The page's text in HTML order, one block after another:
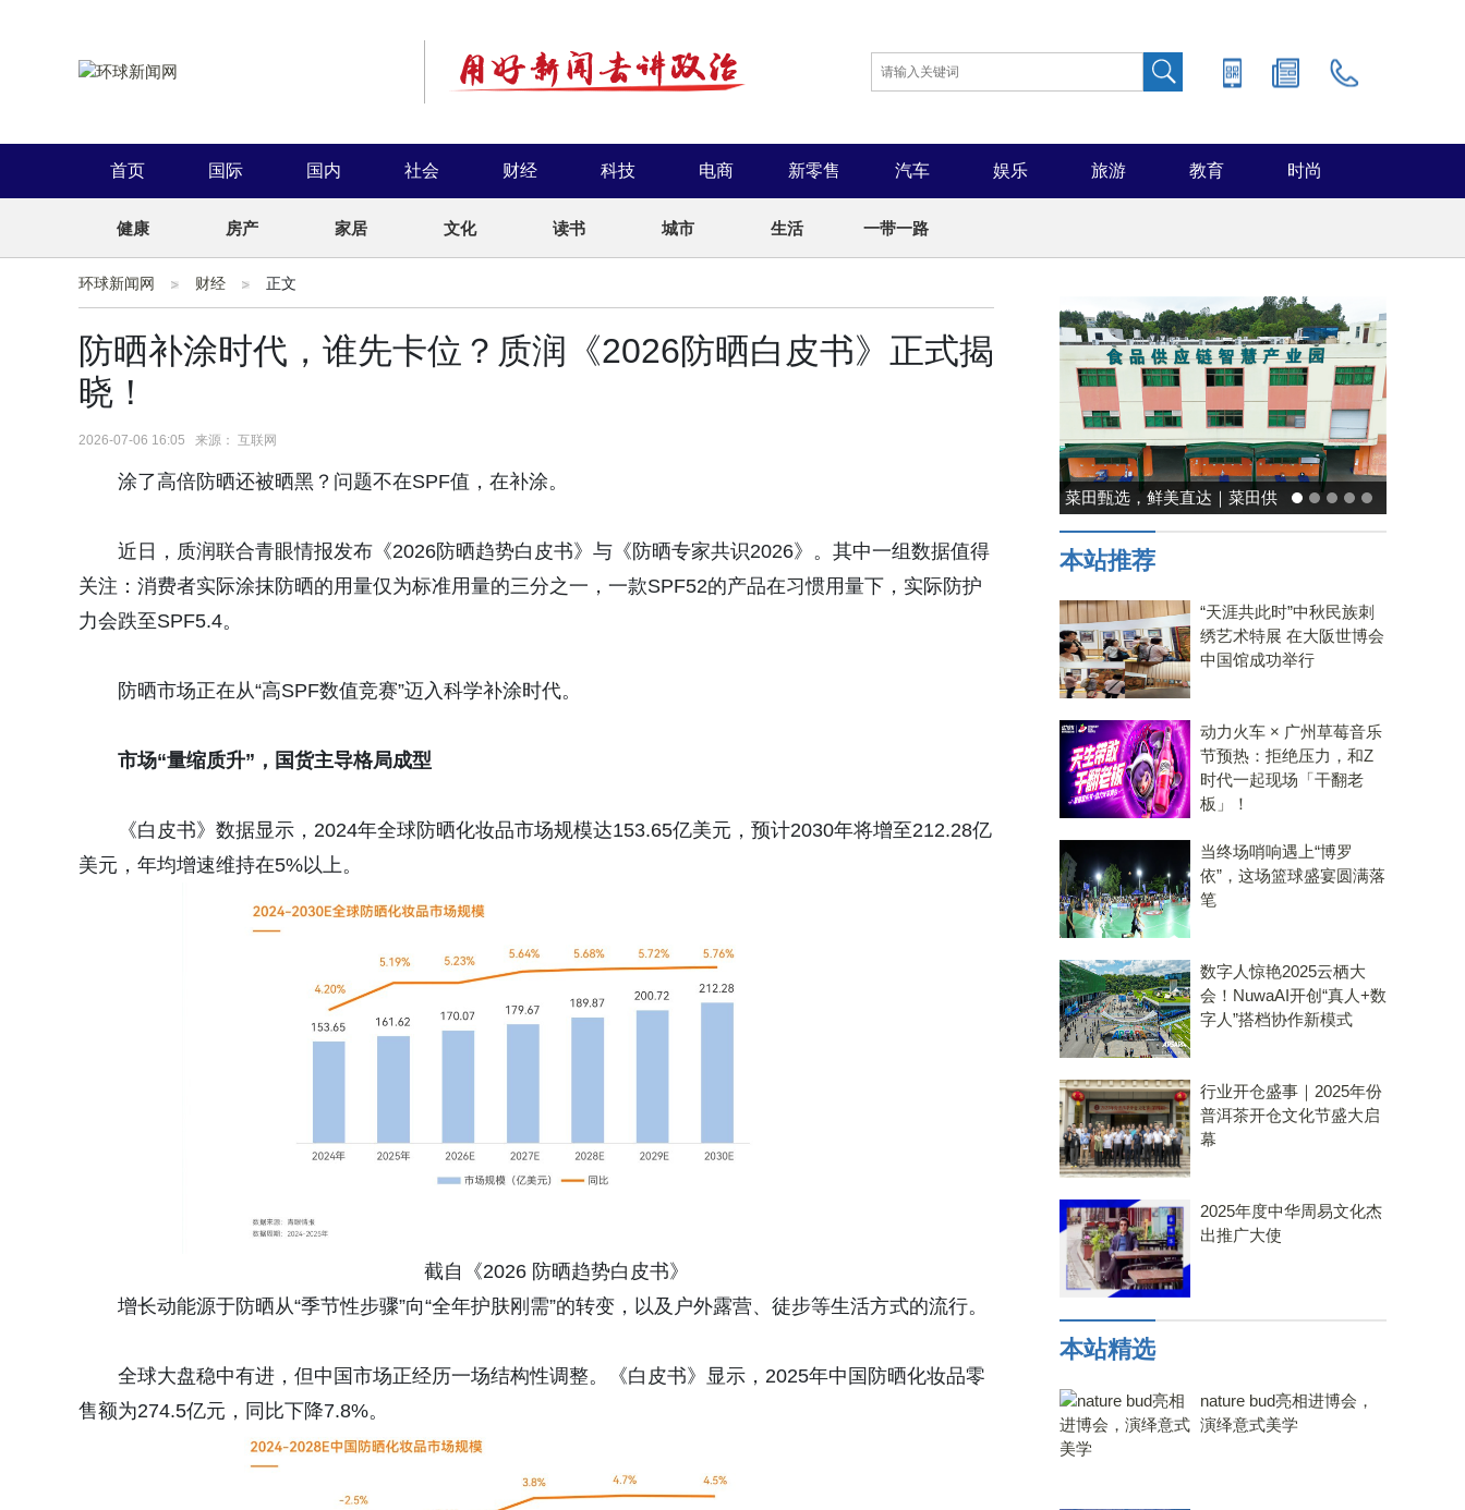
首页 国际 国内 社会 财经 科技 电商 新零售 汽车 娱乐 旅游 教育 时尚
健康 房产 家居 文化 读书 城市 生活 一带一路
环球新闻网 财经 正文
防晒补涂时代，谁先卡位？质润《2026防晒白皮书》正式揭
晓！
2026-07-06 16:05 来源： 互联网
涂了高倍防晒还被晒黑？问题不在SPF值，在补涂。
近日，质润联合青眼情报发布《2026防晒趋势白皮书》与《防晒专家共识2026》。其中一组数据值得
关注：消费者实际涂抹防晒的用量仅为标准用量的三分之一，一款SPF52的产品在习惯用量下，实际防护
力会跌至SPF5.4。
防晒市场正在从“高SPF数值竞赛”迈入科学补涂时代。
市场“量缩质升”，国货主导格局成型
《白皮书》数据显示，2024年全球防晒化妆品市场规模达153.65亿美元，预计2030年将增至212.28亿
美元，年均增速维持在5%以上。
截自《2026 防晒趋势白皮书》
增长动能源于防晒从“季节性步骤”向“全年护肤刚需”的转变，以及户外露营、徒步等生活方式的流行。
全球大盘稳中有进，但中国市场正经历一场结构性调整。《白皮书》显示，2025年中国防晒化妆品零
售额为274.5亿元，同比下降7.8%。
能率日式厨房美学：既要此刻
温馨，也要未来可期
本站推荐
“天涯共此时”中秋民族刺
绣艺术特展 在大阪世博会
中国馆成功举行
动力火车 × 广州草莓音乐
节预热：拒绝压力，和Z
时代一起现场「干翻老
板」！
当终场哨响遇上“博罗
依”，这场篮球盛宴圆满落
笔
数字人惊艳2025云栖大
会！NuwaAI开创“真人+数
字人”搭档协作新模式
行业开仓盛事｜2025年份
普洱茶开仓文化节盛大启
幕
2025年度中华周易文化杰
出推广大使
本站精选
nature bud亮相进博会，
演绎意式美学